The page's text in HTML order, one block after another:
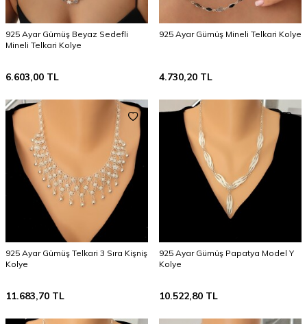
925 Ayar Gümüş Beyaz Sedefli
Mineli Telkari Kolye
6.603,00 TL
925 Ayar Gümüş Mineli Telkari Kolye
4.730,20 TL
925 Ayar Gümüş Telkari 3 Sıra Kişniş
Kolye
11.683,70 TL
925 Ayar Gümüş Papatya Model Y
Kolye
10.522,80 TL